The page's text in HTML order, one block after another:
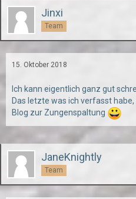
Jinxi
Team
15. Oktober 2018
Ich kann eigentlich ganz gut
Das letzte was ich verfasst
Blog zur Zungenspaltung
JaneKnightly
Team